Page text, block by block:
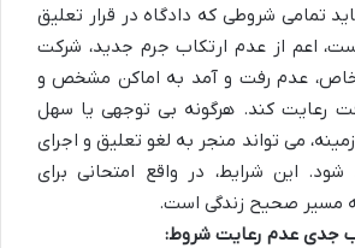
تمامی شروطی که دادگاه در قرار تعلیق
اعم از عدم ارتکاب جرم جدید، شرکت
عدم رفت و آمد به اماکن مشخص و
رعایت کند. هرگونه بی توجهی یا سهل
می تواند منجر به لغو تعلیق و اجرای
این شرایط، در واقع امتحانی برای
مسیر صحیح زندگی است.
جدی عدم رعایت شروط: